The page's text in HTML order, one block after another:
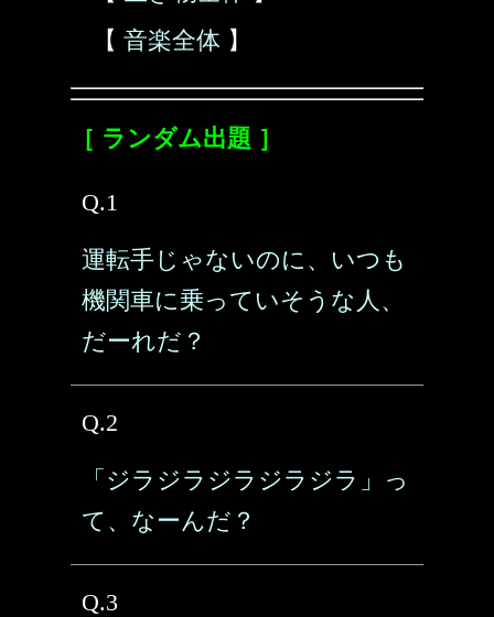
【 音楽全体 】
［ ランダム出題 ］
Q.1
運転手じゃないのに、いつも
機関車に乗っていそうな人、
だーれだ？
Q.2
「ジラジラジラジラジラ」っ
て、なーんだ？
Q.3